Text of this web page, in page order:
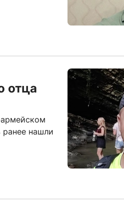
отца
ранее нашли